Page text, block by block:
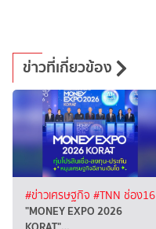
ข่าวที่เกี่ยวข้อง
#ข่าวเศรษฐกิจ #TNN ช่อง16
"MONEY EXPO 2026